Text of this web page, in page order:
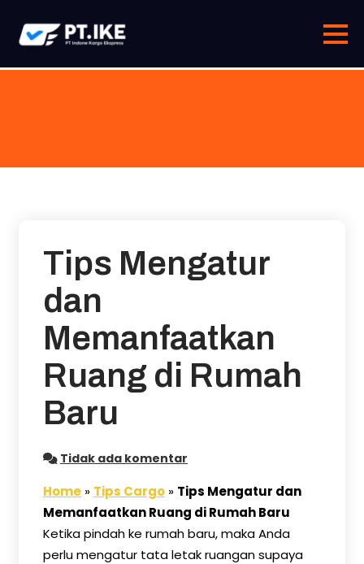
content
Tips Mengatur
dan
Memanfaatkan
Ruang di Rumah
Baru
Tidak ada komentar
Home » Tips Cargo » Tips Mengatur dan
Memanfaatkan Ruang di Rumah Baru
Ketika pindah ke rumah baru, maka Anda
perlu mengatur tata letak ruangan supaya